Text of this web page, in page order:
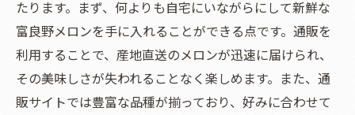
イント
メロン通販サイトの比較とレビュー
富良野市のメロン通販の利用者の声
メロン通販のキャンペーン情報
たります。まず、何よりも自宅にいながらにして新鮮な
富良野メロンを手に入れることができる点です。通販を
利用することで、産地直送のメロンが迅速に届けられ、
その美味しさが失われることなく楽しめます。また、通
販サイトでは豊富な品種が揃っており、好みに合わせて